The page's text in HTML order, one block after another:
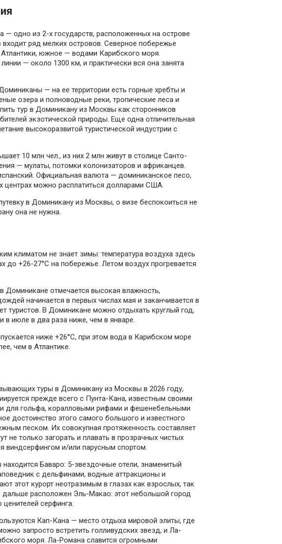
— одно из 2-х государств, расположенных на острове
входит ряд мелких островов. Северное побережье
южное — водами Карибского моря.
— около 1300 км, и практически вся она занята
— на ее территории есть горные хребты и
озера и полноводные реки, тропические леса и
тур в Доминикану из Москвы как сторонников
экзотической природы. Еще одна отличительная
высокоразвитой туристической индустрии с
10 млн чел., из них 2 млн живут в столице Санто-
— мулаты, потомки колонизаторов и африканцев.
Официальная валюта — доминиканское песо,
центрах можно расплатиться долларами США.
в Доминикану из Москвы, о визе беспокоиться не
она не нужна.
климатом не знает зимы: температура воздуха здесь
до +26-27°С на побережье. Летом воздух прогревается
Доминикане отмечается высокая влажность,
начинается в первых числах мая и заканчивается в
туристов. В Доминикане можно отдыхать круглый год,
в июле в два раза ниже, чем в январе.
ниже +26°С, при этом вода в Карибском море
чем в Атлантике.
туры в Доминикану из Москвы в 2026 году,
прежде всего с Пунта-Кана, известным своими
для гольфа, коралловыми рифами и фешенебельными
достоинство этого самого большого и известного
песком. Их совокупная протяженность составляет
не только загорать и плавать в прозрачных чистых
виндсерфингом и/или парусным спортом.
Баваро: 5-звездочные отели, знаменитый
с дельфинами, водные аттракционы и
этот курорт неотразимым в глазах как взрослых, так
дальше расположен Эль-Макао: этот небольшой город
ценителей серфинга.
Кап-Кана — место отдыха мировой элиты, где
запросто встретить голливудских звезд, и Ла-
моря. Ла-Романа славится огромными